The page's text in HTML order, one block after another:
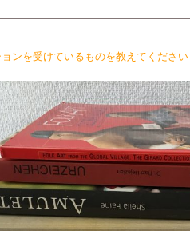
ンを受けているものを教えてください